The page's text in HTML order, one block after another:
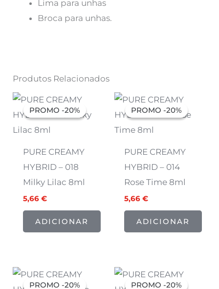
Lima para unhas
Broca para unhas.
Produtos Relacionados
PROMO -20%
PROMO -20%
PURE CREAMY
HYBRID – 018
Milky Lilac 8ml
O
preço
original
7,07 €.
5,66 €
O
preço
atual
é:
5,66 €.
ADICIONAR
PROMO -20%
PROMO -20%
PURE CREAMY
HYBRID – 014
Rose Time 8ml
O
preço
original
7,07 €.
5,66€
O
preço
atual
é:
5,66 €.
ADICIONAR
PROMO -20%
PROMO -20%
O
preço
O
preço
PROMO -20%
PROMO -20%
O
preço
O
preço